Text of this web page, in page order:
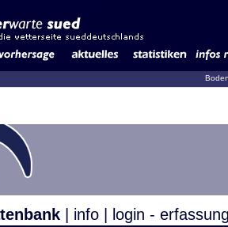
info login -